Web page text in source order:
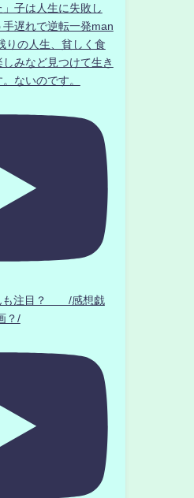
子は人生に失敗し
遅れで逆転一発man
りの人生、貧しく食
みなど見つけて生き
ないのです。
も注目？ /感想戯
？/